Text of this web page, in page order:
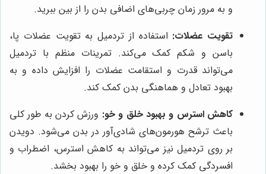
و به مرور زمان چربی‌های اضافی بدن را از بین ببرید.
تقویت عضلات: استفاده از تردمیل به تقویت عضلات پا،
باسن و شکم کمک می‌کند. تمرینات منظم با تردمیل
می‌تواند قدرت و استقامت عضلات را افزایش داده و به
بهبود تعادل و هماهنگی بدن کمک کند.
کاهش استرس و بهبود خلق و خو: ورزش کردن به طور کلی
باعث ترشح هورمون‌های شادی‌آور در بدن می‌شود. دویدن
بر روی تردمیل نیز می‌تواند به کاهش استرس، اضطراب و
افسردگی کمک کرده و خلق و خو را بهبود بخشد.